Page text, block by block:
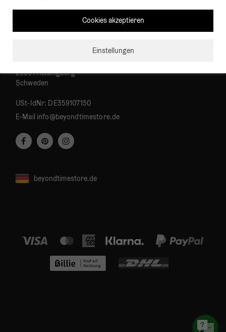
Einstellungen
Cookies akzeptieren
Beyond Time / TWT Interior AB
25361 Helsingborg
Schweden
USt-IdNr: DE359107150
E-Mail info@beyondtimestore.de
beyondtimestore.de